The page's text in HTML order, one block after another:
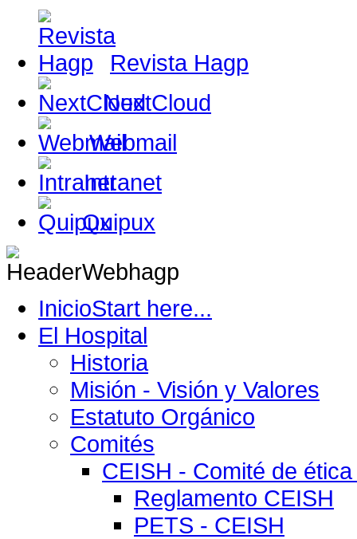
Revista Hagp
NextCloud
Webmail
Intranet
Quipux
InicioStart here...
El Hospital
Historia
Misión - Visión y Valores
Estatuto Orgánico
Comités
CEISH - Comité de
Reglamento CEISH
PETS - CEISH